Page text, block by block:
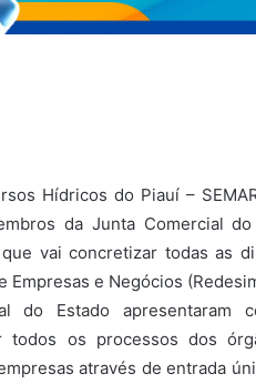
Hídricos do Piauí –
da Junta Comercial
vai concretizar todas as
Empresas e Negócios
do Estado apresentaram
todos os processos dos
através de entrada